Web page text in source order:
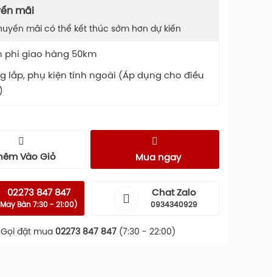
mãi
mãi có thể kết thúc sớm hơn dự kiến
phí giao hàng 50km
lắp, phụ kiện tính ngoài (Áp dụng cho điều
Vào Giỏ Mua ngay
02273 847 847
Máy Bàn 7:30 - 21:00)
Chat Zalo
0934340929
Gọi đặt mua 02273 847 847 (7:30 - 22:00)